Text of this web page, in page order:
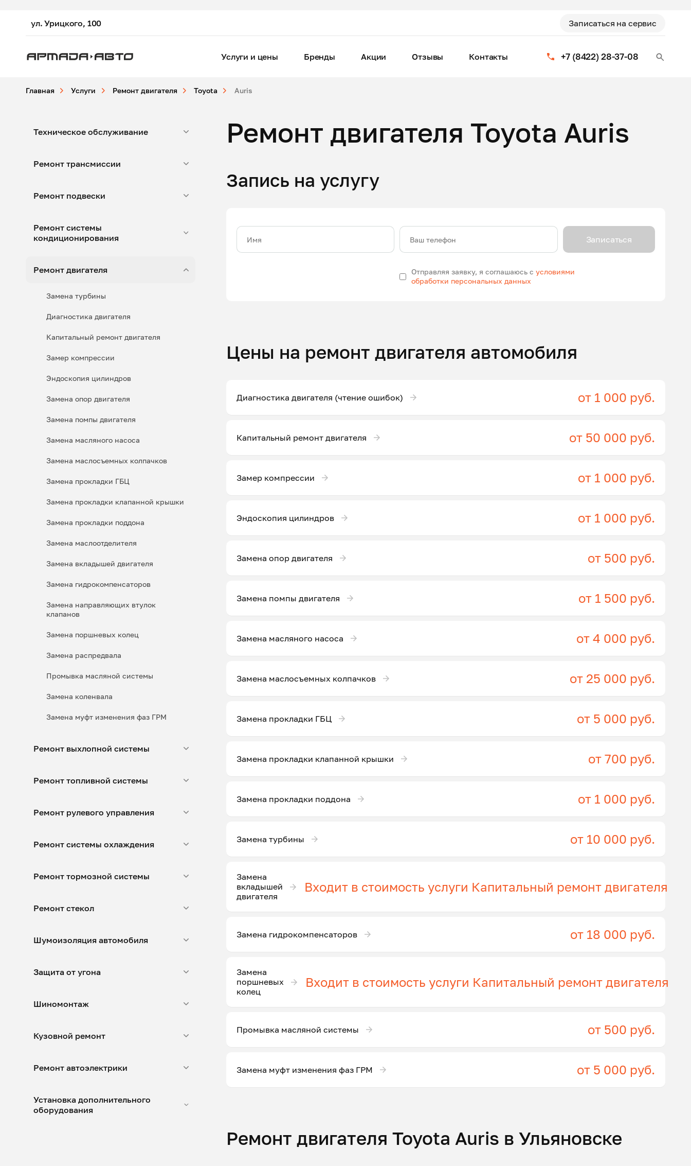
ул. Урицкого, 100 Записаться на сервис
+7 (8422) 28-37-08
Услуги и цены Бренды Акции Отзывы Контакты
Главная Услуги Ремонт двигателя Toyota Auris
Техническое обслуживание
Ремонт трансмиссии
Ремонт подвески
Ремонт системы
кондиционирования
Ремонт двигателя
Замена турбины
Диагностика двигателя
Капитальный ремонт двигателя
Замер компрессии
Эндоскопия цилиндров
Замена опор двигателя
Замена помпы двигателя
Замена масляного насоса
Замена маслосъемных колпачков
Замена прокладки ГБЦ
Замена прокладки клапанной крышки
Замена прокладки поддона
Замена маслоотделителя
Замена вкладышей двигателя
Замена гидрокомпенсаторов
Замена направляющих втулок
клапанов
Замена поршневых колец
Замена распредвала
Промывка масляной системы
Замена коленвала
Замена муфт изменения фаз ГРМ
Ремонт выхлопной системы
Ремонт топливной системы
Ремонт рулевого управления
Ремонт системы охлаждения
Ремонт тормозной системы
Ремонт стекол
Шумоизоляция автомобиля
Защита от угона
Шиномонтаж
Кузовной ремонт
Ремонт автоэлектрики
Установка дополнительного
оборудования
Ремонт двигателя Toyota Auris
Запись на услугу
Имя Ваш телефон
Отправляя заявку, я соглашаюсь сусловиями
обработки персональных данных
Записаться
Цены на ремонт двигателя автомобиля
Диагностика двигателя (чтение ошибок) от 1 000 руб.
Капитальный ремонт двигателя от 50 000 руб.
Замер компрессии от 1 000 руб.
Эндоскопия цилиндров от 1 000 руб.
Замена опор двигателя от 500 руб.
Замена помпы двигателя от 1 500 руб.
Замена масляного насоса от 4 000 руб.
Замена маслосъемных колпачков от 25 000 руб.
Замена прокладки ГБЦ от 5 000 руб.
Замена прокладки клапанной крышки от 700 руб.
Замена прокладки поддона от 1 000 руб.
Замена турбины от 10 000 руб.
Замена
вкладышей
двигателя
Входит в стоимость услуги Капитальный ремонт двигателя
Замена гидрокомпенсаторов от 18 000 руб.
Замена
поршневых
колец
Входит в стоимость услуги Капитальный ремонт двигателя
Промывка масляной системы от 500 руб.
Замена муфт изменения фаз ГРМ от 5 000 руб.
Ремонт двигателя Toyota Auris в Ульяновске